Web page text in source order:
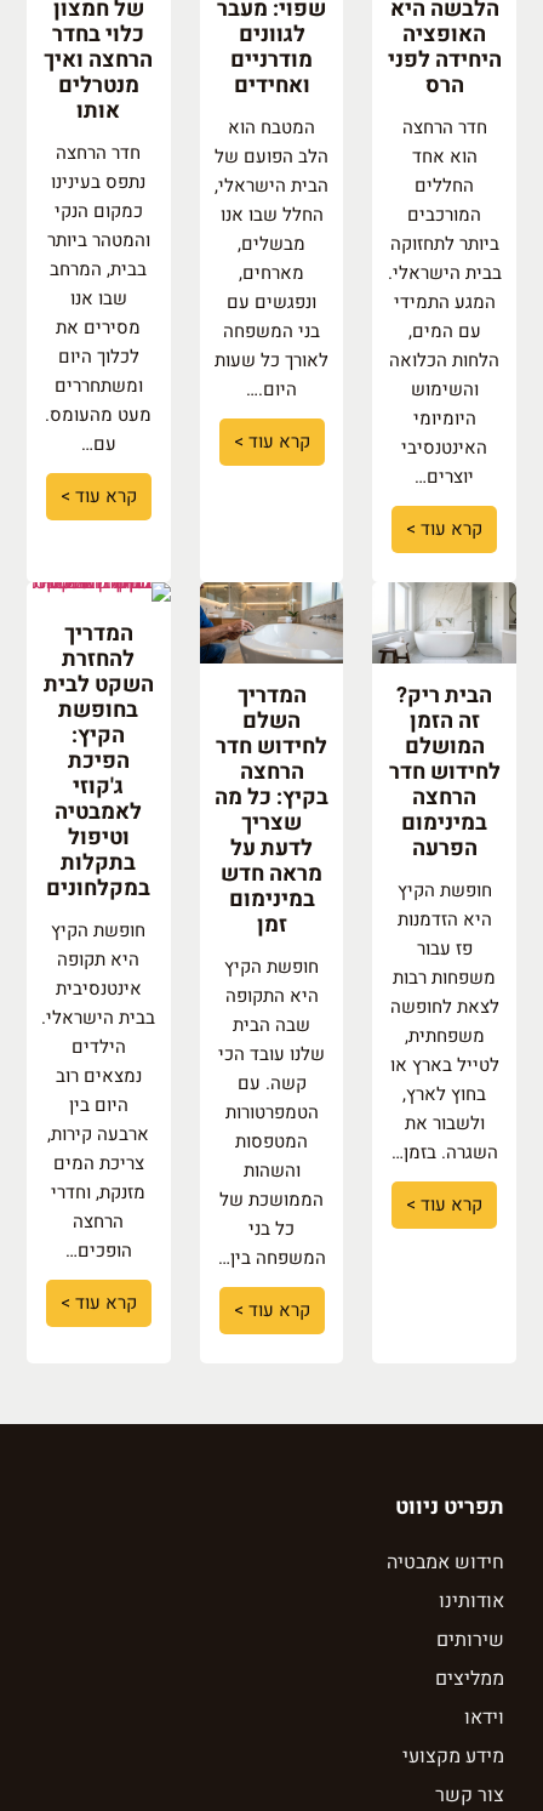
הלבשה היא
האופציה
היחידה לפני
הרס
חדר הרחצה
הוא אחד
החללים
המורכבים
ביותר לתחזוקה
בבית הישראלי.
המגע התמידי
עם המים,
הלחות הכלואה
והשימוש
היומיומי
האינטנסיבי
יוצרים…
קרא עוד >
שפוי: מעבר
לגוונים
מודרניים
ואחידים
המטבח הוא
הלב הפועם של
הבית הישראלי,
החלל שבו אנו
מבשלים,
מארחים,
ונפגשים עם
בני המשפחה
לאורך כל שעות
היום.…
קרא עוד >
של חמצון
כלוי בחדר
הרחצה ואיך
מנטרלים
אותו
חדר הרחצה
נתפס בעינינו
כמקום הנקי
והמטהר ביותר
בבית, המרחב
שבו אנו
מסירים את
לכלוך היום
ומשתחררים
מעט מהעומס.
עם…
קרא עוד >
הבית ריק?
זה הזמן
המושלם
לחידוש חדר
הרחצה
במינימום
הפרעה
חופשת הקיץ
היא הזדמנות
פז עבור
משפחות רבות
לצאת לחופשה
משפחתית,
לטייל בארץ או
בחוץ לארץ,
ולשבור את
השגרה. בזמן…
קרא עוד >
המדריך
השלם
לחידוש חדר
הרחצה
בקיץ: כל מה
שצריך
לדעת על
מראה חדש
במינימום
זמן
חופשת הקיץ
היא התקופה
שבה הבית
שלנו עובד הכי
קשה. עם
הטמפרטורות
המטפסות
והשהות
הממושכת של
כל בני
המשפחה בין…
קרא עוד >
המדריך
להחזרת
השקט לבית
בחופשת
הקיץ:
הפיכת
ג'קוזי
לאמבטיה
וטיפול
בתקלות
במקלחונים
חופשת הקיץ
היא תקופה
אינטנסיבית
בבית הישראלי.
הילדים
נמצאים רוב
היום בין
ארבעה קירות,
צריכת המים
מזנקת, וחדרי
הרחצה
הופכים…
קרא עוד >
תפריט ניווט
חידוש אמבטיה
אודותינו
שירותים
ממליצים
וידאו
מידע מקצועי
צור קשר